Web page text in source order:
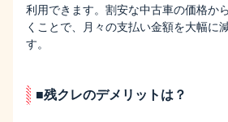
利用できます。割安な中古車の価格か
くことで、月々の支払い金額を大幅に
す。
■残クレのデメリットは？